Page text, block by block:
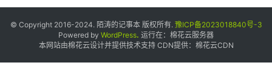
© Copyright 2016-2024. 陌涛的记事本 版权所有. 豫ICP备2023018840号-3
Powered by WordPress. 运行在： 棉花云服务器
本网站由棉花云设计并提供技术支持 CDN提供： 棉花云CDN